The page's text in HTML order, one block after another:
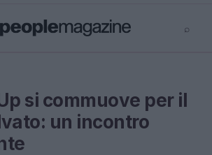
⌕
si commuove per il
un incontro